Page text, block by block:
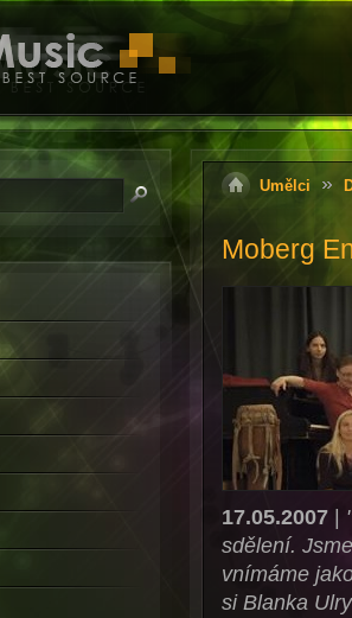
Umělci
Moberg
17.05.2007|
sdělení.
vnímáme
si Blanka